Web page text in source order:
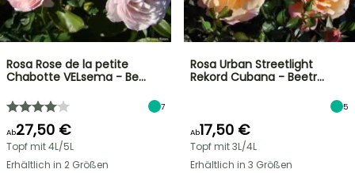
Rosa Rose de la petite
Chabotte VELsema - Be…
7
Ab27,50 €
Topf mit 4L/5L
Erhältlich in 2 Größen
Rosa Urban Streetlight
Rekord Cubana - Beetr…
5
Ab17,50 €
Topf mit 3L/4L
Erhältlich in 3 Größen